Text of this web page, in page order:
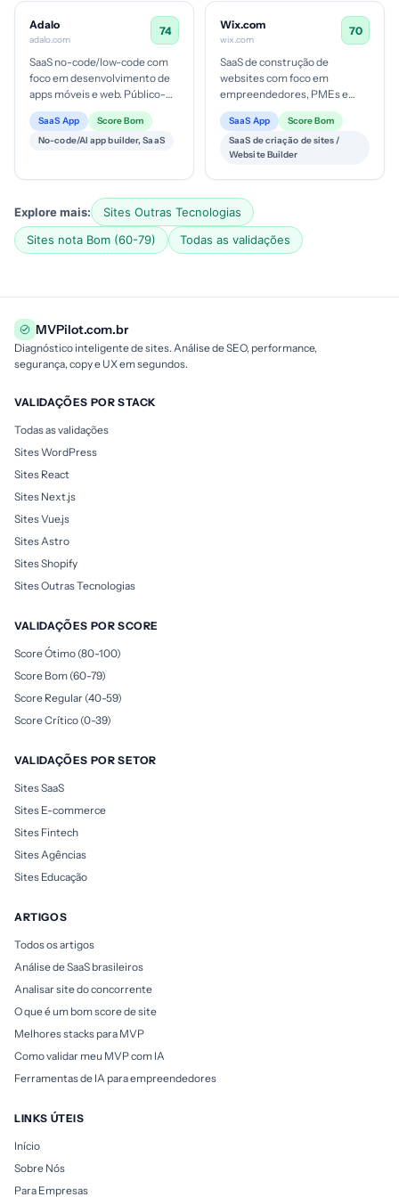
Adalo
adalo.com
74
SaaS no-code/low-code com
foco em desenvolvimento de
apps móveis e web. Público-
alvo são empreendedores,
equipes de
produto/marketing, st...
SaaS App
Score Bom
No-code/AI app builder, SaaS
Wix.com
wix.com
70
SaaS de construção de
websites com foco em
empreendedores, PMEs e
freelancers; modelo freemium
com upsell para planos pagos e
serviços ad...
SaaS App
Score Bom
SaaS de criação de sites /
Website Builder
Explore mais:
Sites Outras Tecnologias
Sites nota Bom (60-79)
Todas as validações
MVPilot.com.br
Diagnóstico inteligente de sites. Análise de SEO, performance,
segurança, copy e UX em segundos.
VALIDAÇÕES POR STACK
Todas as validações
Sites WordPress
Sites React
Sites Next.js
Sites Vue.js
Sites Astro
Sites Shopify
Sites Outras Tecnologias
VALIDAÇÕES POR SCORE
Score Ótimo (80-100)
Score Bom (60-79)
Score Regular (40-59)
Score Crítico (0-39)
VALIDAÇÕES POR SETOR
Sites SaaS
Sites E-commerce
Sites Fintech
Sites Agências
Sites Educação
ARTIGOS
Todos os artigos
Análise de SaaS brasileiros
Analisar site do concorrente
O que é um bom score de site
Melhores stacks para MVP
Como validar meu MVP com IA
Ferramentas de IA para empreendedores
LINKS ÚTEIS
Início
Sobre Nós
Para Empresas